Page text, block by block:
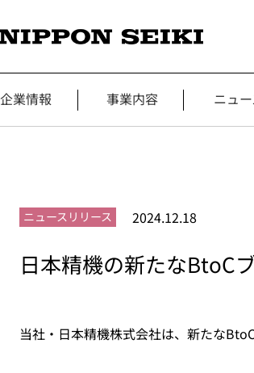
企業情報 事業内容 ニュ
ニュースリリース 2024.12.18
日本精機の新たなBtoC
当社・日本精機株式会社は、新たな